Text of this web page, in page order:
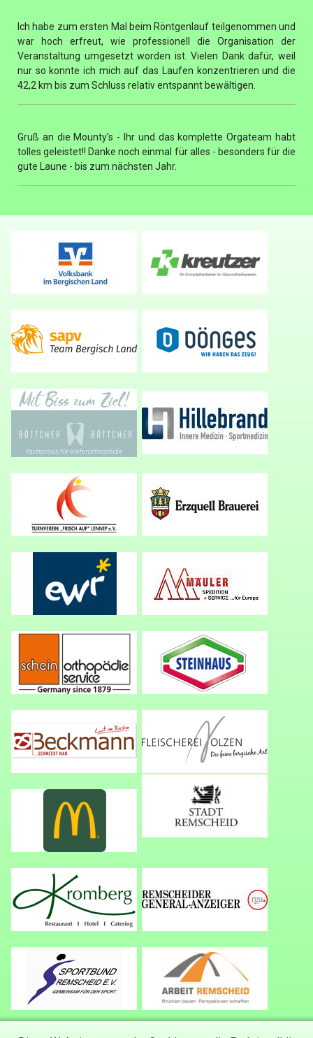
Ich habe zum ersten Mal beim Röntgenlauf teilgenommen und
war hoch erfreut, wie professionell die Organisation der
Veranstaltung umgesetzt worden ist. Vielen Dank dafür, weil
nur so konnte ich mich auf das Laufen konzentrieren und die
42,2 km bis zum Schluss relativ entspannt bewältigen.
Gruß an die Mounty's - Ihr und das komplette Orgateam habt
tolles geleistet!! Danke noch einmal für alles - besonders für die
gute Laune - bis zum nächsten Jahr.